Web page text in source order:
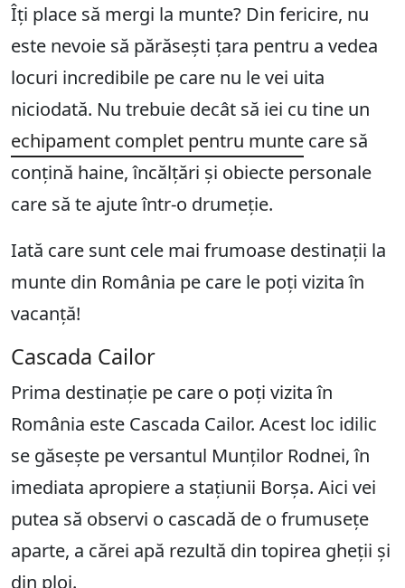
Îți place să mergi la munte? Din fericire, nu
este nevoie să părăsești țara pentru a vedea
locuri incredibile pe care nu le vei uita
niciodată. Nu trebuie decât să iei cu tine un
echipament complet pentru munte care să
conțină haine, încălțări și obiecte personale
care să te ajute într-o drumeție.
Iată care sunt cele mai frumoase destinații la
munte din România pe care le poți vizita în
vacanță!
Cascada Cailor
Prima destinație pe care o poți vizita în
România este Cascada Cailor. Acest loc idilic
se găsește pe versantul Munților Rodnei, în
imediata apropiere a stațiunii Borșa. Aici vei
putea să observi o cascadă de o frumusețe
aparte, a cărei apă rezultă din topirea gheții și
din ploi.